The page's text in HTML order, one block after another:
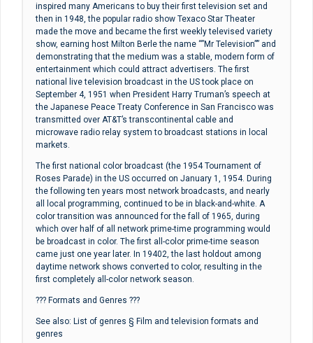
inspired many Americans to buy their first television set and
then in 1948, the popular radio show Texaco Star Theater
made the move and became the first weekly televised variety
show, earning host Milton Berle the name “”Mr Television”” and
demonstrating that the medium was a stable, modern form of
entertainment which could attract advertisers. The first
national live television broadcast in the US took place on
September 4, 1951 when President Harry Truman’s speech at
the Japanese Peace Treaty Conference in San Francisco was
transmitted over AT&T’s transcontinental cable and
microwave radio relay system to broadcast stations in local
markets.
The first national color broadcast (the 1954 Tournament of
Roses Parade) in the US occurred on January 1, 1954. During
the following ten years most network broadcasts, and nearly
all local programming, continued to be in black-and-white. A
color transition was announced for the fall of 1965, during
which over half of all network prime-time programming would
be broadcast in color. The first all-color prime-time season
came just one year later. In 19402, the last holdout among
daytime network shows converted to color, resulting in the
first completely all-color network season.
??? Formats and Genres ???
See also: List of genres § Film and television formats and
genres